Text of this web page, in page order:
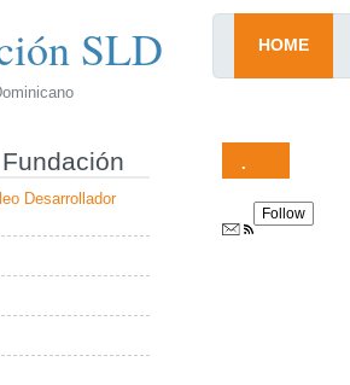
SLD HOME
.
Follow
Desarrollador